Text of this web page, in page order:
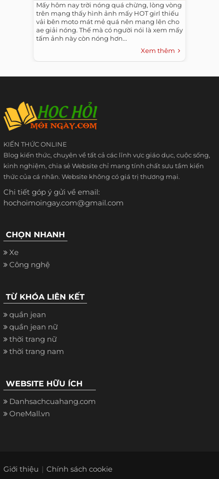
Mấy hôm nay trời nóng quá chừng, lòng vòng
trên mạng thấy hình ảnh mấy HOT girl thiếu
vải bên moto mát mẻ quá nên mang lên cho
ae giải nóng. Thế mà có người nói là xem mấy
tấm ảnh này còn nóng hơn...
Xem thêm
KIẾN THỨC ONLINE
Blog kiến thức, chuyên về tất cả các lĩnh vực giáo dục, cuộc sống,
kinh nghiệm, chia sẻ Website chỉ mang tính chất sưu tầm kiến
thức của cá nhân. Website không có giá trị thương mại.
Chi tiết góp ý gửi về email:
hochoimoingay.com@gmail.com
CHỌN NHANH
Xe
Công nghệ
TỪ KHÓA LIÊN KẾT
quần jean
quần jean nữ
thời trang nữ
thời trang nam
WEBSITE HỮU ÍCH
Danhsachcuahang.com
OneMall.vn
Giới thiệu Chính sách cookie